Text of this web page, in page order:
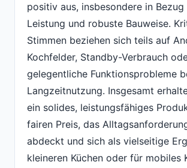
positiv aus, insbesondere in
Leistung und robuste Bauweise.
Stimmen beziehen sich teils auf
Kochfelder, Standby-Verbrauch
gelegentliche Funktionsprobleme
Langzeitnutzung. Insgesamt
ein solides, leistungsfähiges
fairen Preis, das
abdeckt und sich als vielseitige
kleineren Küchen oder für mobiles